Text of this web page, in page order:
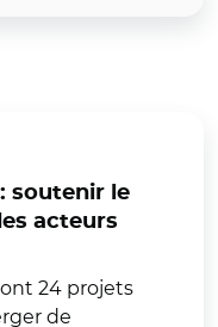
soutenir le
acteurs
24 projets
de